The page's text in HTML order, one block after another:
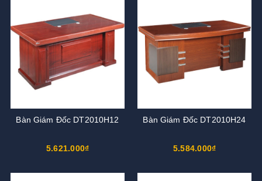
Bàn Giám Đốc DT2010H12
5.621.000₫
Bàn Giám Đốc DT2010H24
5.584.000₫